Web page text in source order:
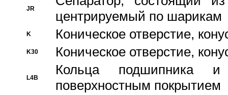
JR
центрируемый по шарикам
K Коническое отверстие,
K30 Коническое отверстие,
L4B
Кольца подшипника
поверхностным покрытием